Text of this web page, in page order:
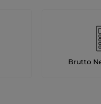
Brutto